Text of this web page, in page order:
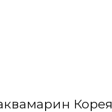
Корея